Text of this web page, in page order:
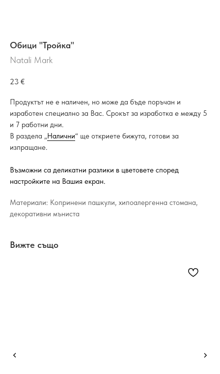
Обици "Тройка"
Natali Mark
23 €
Продуктът не е наличен, но може да бъде поръчан и
изработен специално за Вас. Срокът за изработка е между 5
и 7 работни дни.
В раздела „Налични“ ще откриете бижута, готови за
изпращане.
Възможни са деликатни разлики в цветовете според
настройките на Вашия екран.
Материали: Копринени пашкули, хипоалергенна стомана,
декоративни мъниста
Вижте също